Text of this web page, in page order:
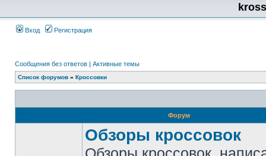
Вход Регистрация
Сообщения без ответов | Активные темы
Список форумов » Кроссовки
Форум
Обзоры кроссовок